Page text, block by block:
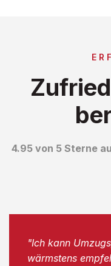
4.95 von 5 Sterne
"Ich kann
wärmstens